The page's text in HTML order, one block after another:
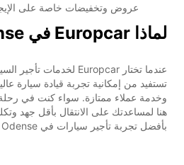
عروض وتخفيضات خاصة على
لماذا Europcar في Odense؟
تستفيد من إمكانية تجربة قيادة سيارة
وخدمة عملاء ممتازة. سواء كنت في
هنا لمساعدتك على الانتقال بأقل جهد
بأفضل تجربة تأجير سيارات في Odense مع Europcar!